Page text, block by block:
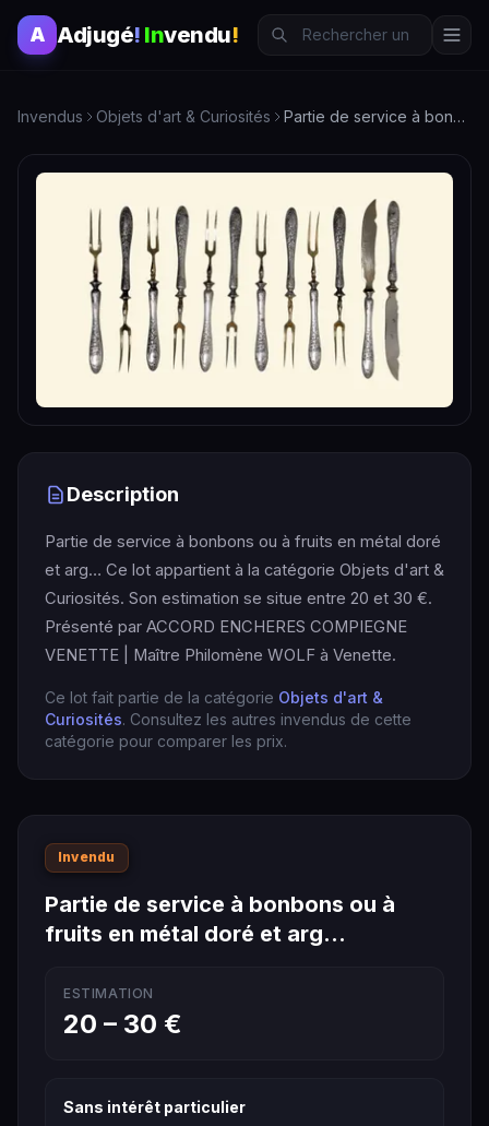
A Adjugé! Invendu!
Invendus Objets d'art & Curiosités Partie de service à bonbons ou à fruits en métal doré et arg…
Description
Partie de service à bonbons ou à fruits en métal doré
et arg… Ce lot appartient à la catégorie Objets d'art &
Curiosités. Son estimation se situe entre 20 et 30 €.
Présenté par ACCORD ENCHERES COMPIEGNE
VENETTE | Maître Philomène WOLF à Venette.
Ce lot fait partie de la catégorie Objets d'art &
Curiosités. Consultez les autres invendus de cette
catégorie pour comparer les prix.
Invendu
Partie de service à bonbons ou à
fruits en métal doré et arg…
ESTIMATION
20 – 30 €
Sans intérêt particulier